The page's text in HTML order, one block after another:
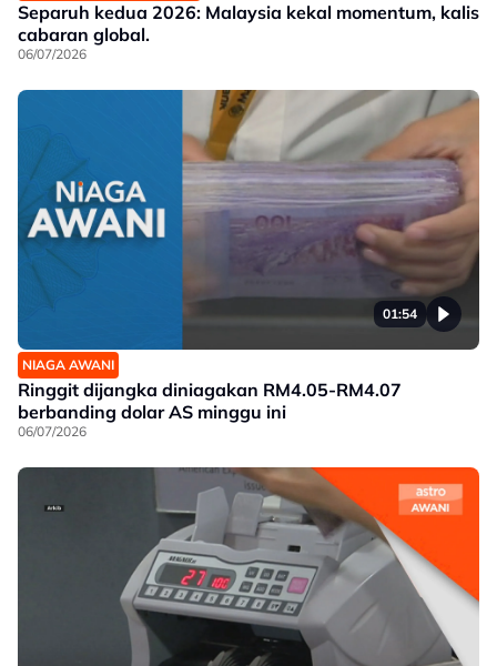
Separuh kedua 2026: Malaysia kekal momentum, kalis
cabaran global.
06/07/2026
01:54
NIAGA AWANI
Ringgit dijangka diniagakan RM4.05-RM4.07
berbanding dolar AS minggu ini
06/07/2026